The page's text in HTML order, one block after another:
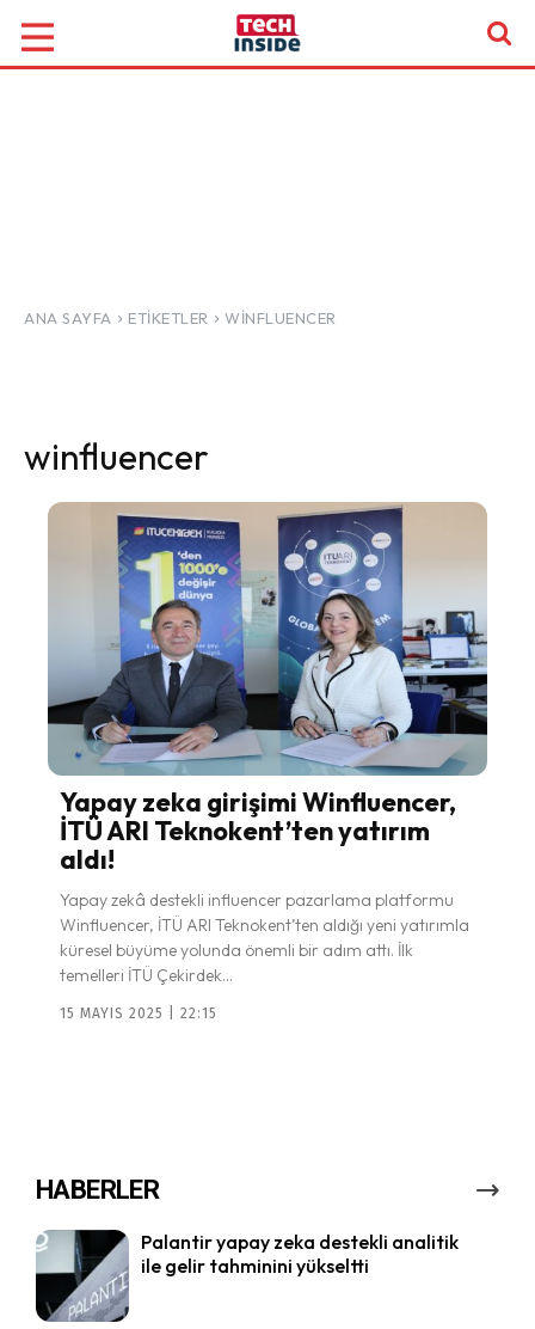
ANA SAYFA ETIKETLER WINFLUENCER
winfluencer
Yapay zeka girişimi Winfluencer,
İTÜ ARI Teknokent’ten yatırım
aldı!
Yapay zekâ destekli influencer pazarlama platformu
Winfluencer, İTÜ ARI Teknokent’ten aldığı yeni yatırımla
küresel büyüme yolunda önemli bir adım attı. İlk
temelleri İTÜ Çekirdek...
15 MAYIS 2025 | 22:15
HABERLER
Palantir yapay zeka destekli analitik
ile gelir tahminini yükseltti